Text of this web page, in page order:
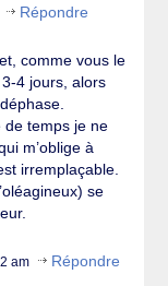
Répondre
comme vous le
4 jours, alors
de temps je ne
m’oblige à
irremplaçable.
se
am Répondre